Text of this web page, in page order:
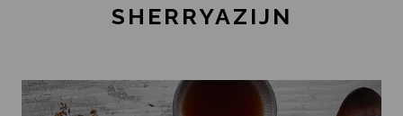
SHERRYAZIJN